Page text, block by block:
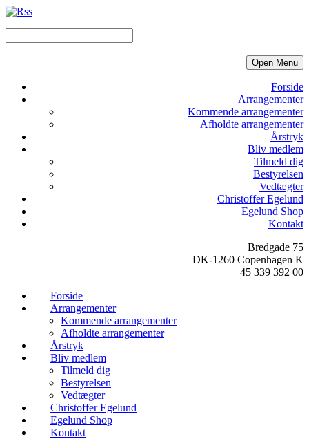
Open Menu
Forside
Arrangementer
Kommende arrangementer
Afholdte arrangementer
Årstryk
Bliv medlem
Tilmeld dig
Bestyrelsen
Vedtægter
Christoffer Egelund
Egelund Shop
Kontakt
Bredgade 75
DK-1260 Copenhagen K
+45 339 392 00
Forside
Arrangementer
Kommende arrangementer
Afholdte arrangementer
Årstryk
Bliv medlem
Tilmeld dig
Bestyrelsen
Vedtægter
Christoffer Egelund
Egelund Shop
Kontakt